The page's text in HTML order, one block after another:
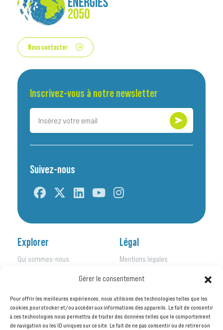
Gérer le consentement
Pour offrir les meilleures expériences, nous utilisons des technologies telles que les
cookies pour stocker et/ou accéder aux informations des appareils. Le fait de consentir
à ces technologies nous permettra de traiter des données telles que le comportement
de navigation ou les ID uniques sur ce site. Le fait de ne pas consentir ou de retirer son
Nous contacter
Explorer
Qui sommes-nous
Nos actualités
Nos publications
Agir avec nous
Légal
Mentions légales
Kit de presse
Inscrivez-vous à notre newsletter
Suivez-nous